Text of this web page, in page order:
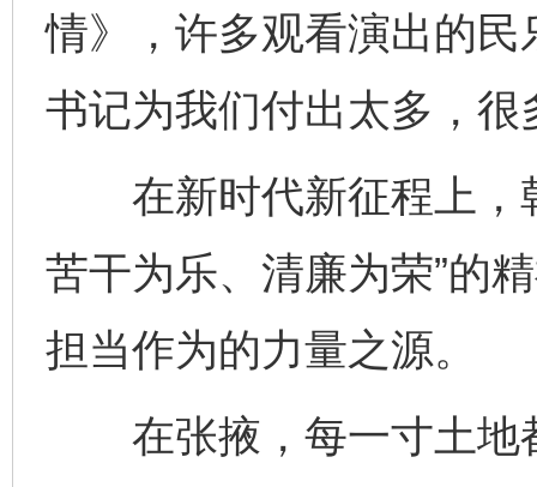
情》，许多观看演出的民
书记为我们付出太多，很
在新时代新征程上，
苦干为乐、清廉为荣”的
担当作为的力量之源。
在张掖，每一寸土地